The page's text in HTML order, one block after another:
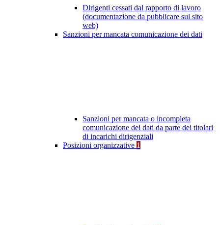
Dirigenti cessati dal rapporto di lavoro
(documentazione da pubblicare sul sito
web)
Sanzioni per mancata comunicazione dei dati
Sanzioni per mancata o incompleta
comunicazione dei dati da parte dei titolari
di incarichi dirigenziali
Posizioni organizzative 1